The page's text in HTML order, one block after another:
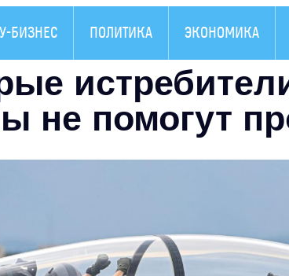
БИЗНЕС ПОЛИТИКА ЭКОНОМИКА
не помогут